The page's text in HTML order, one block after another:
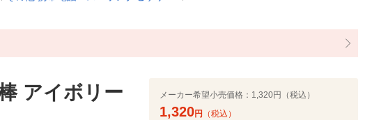
アイボリー
メーカー希望小売価格： 1,320円（税込）
1,320円 （税込）